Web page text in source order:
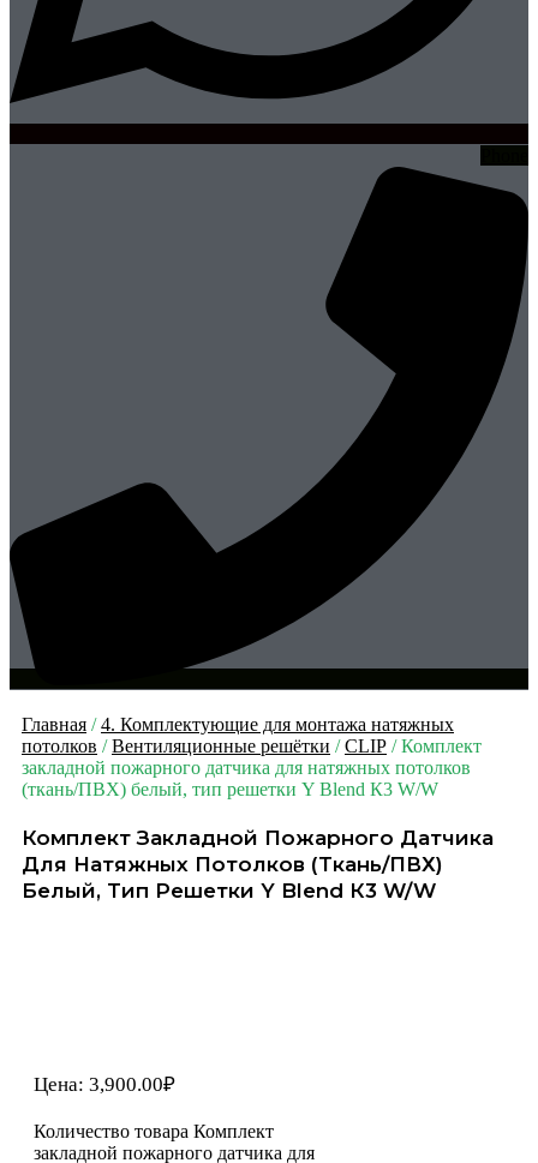
Главная /4. Комплектующие для монтажа натяжных
потолков /Вентиляционные решётки /CLIP / Комплект
закладной пожарного датчика для натяжных потолков
(ткань/ПВХ) белый, тип решетки Y Blend К3 W/W
Комплект Закладной Пожарного Датчика
Для Натяжных Потолков (ткань/ПВХ)
Белый, Тип Решетки Y Blend К3 W/W
Цена: 3,900.00₽
Количество товара Комплект
закладной пожарного датчика для